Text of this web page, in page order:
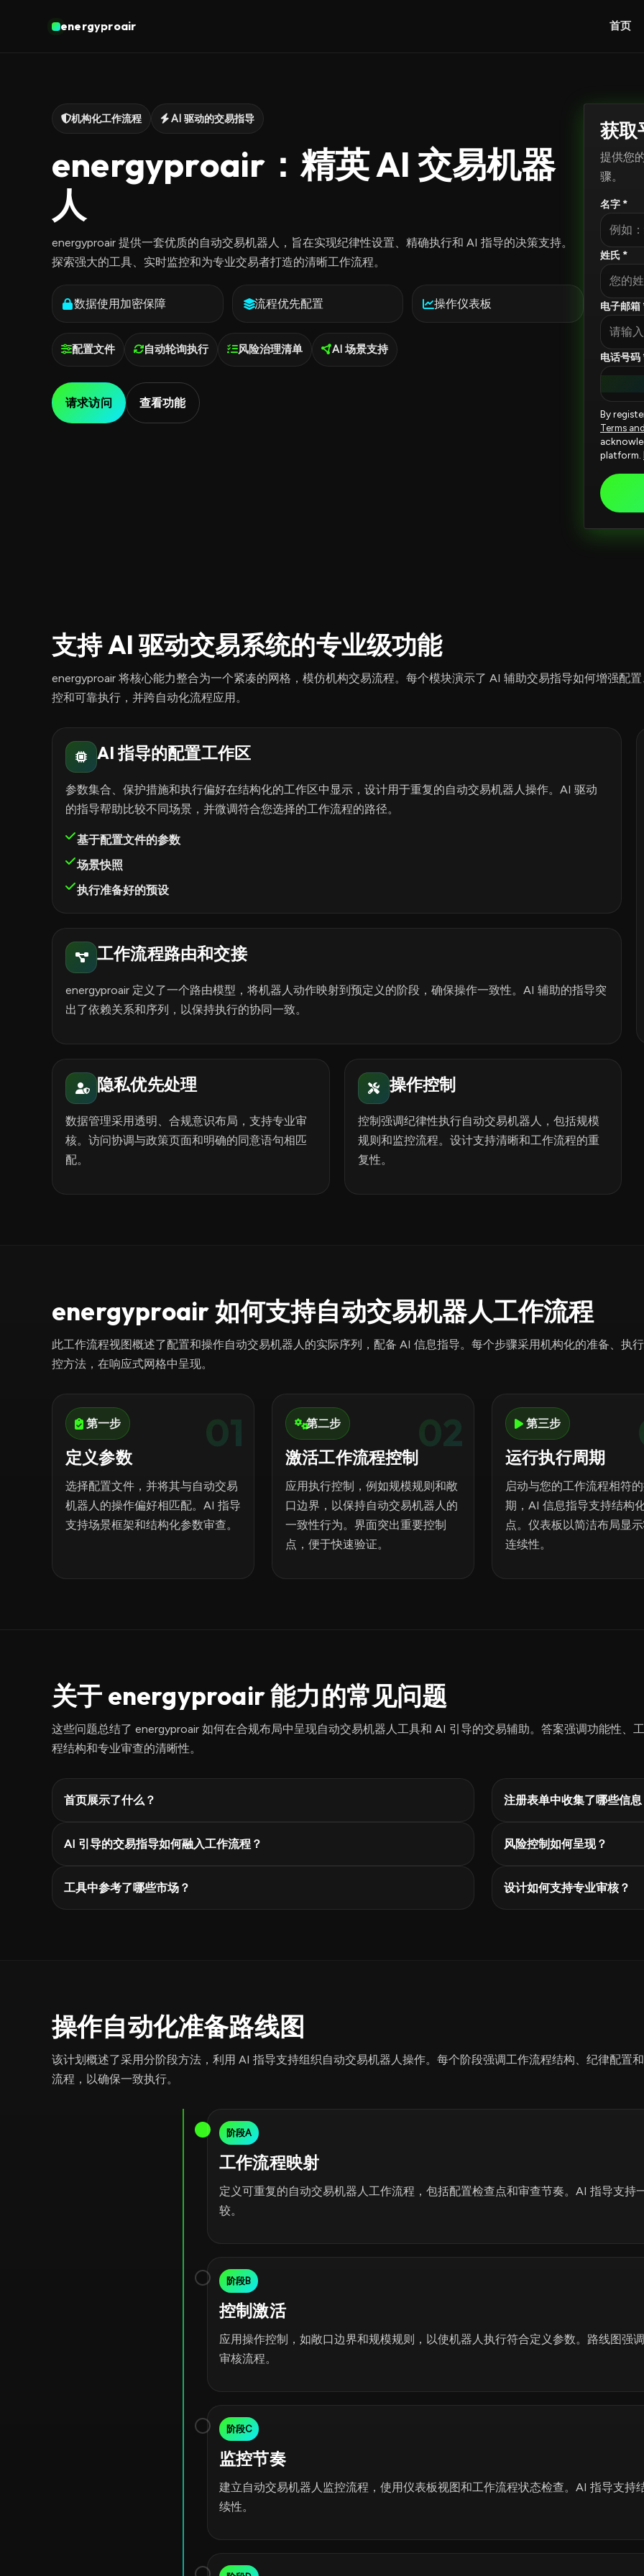
energyproair 首页
机构化工作流程 AI 驱动的交易指导
energyproair：精英 AI 交易机器
人
energyproair 提供一套优质的自动交易机器人，旨在实现纪律性设置、精确执行和 AI 指导的决策支持。
探索强大的工具、实时监控和为专业交易者打造的清晰工作流程。
数据使用加密保障 流程优先配置 操作仪表板
配置文件 自动轮询执行 风险治理清单 AI 场景支持
请求访问 查看功能
获取
提供您
骤。
名字 *
姓氏 *
电子邮箱
电话号码
By
Terms
platform.
支持 AI 驱动交易系统的专业级功能
energyproair 将核心能力整合为一个紧凑的网格，模仿机构交易流程。每个模块演示了 AI 辅助交易指导如何增强配置
控和可靠执行，并跨自动化流程应用。
AI 指导的配置工作区
参数集合、保护措施和执行偏好在结构化的工作区中显示，设计用于重复的自动交易机器人操作。AI 驱动
的指导帮助比较不同场景，并微调符合您选择的工作流程的路径。
基于配置文件的参数
场景快照
执行准备好的预设
工作流程路由和交接
energyproair 定义了一个路由模型，将机器人动作映射到预定义的阶段，确保操作一致性。AI 辅助的指导突
出了依赖关系和序列，以保持执行的协同一致。
隐私优先处理
数据管理采用透明、合规意识布局，支持专业审
核。访问协调与政策页面和明确的同意语句相匹
配。
操作控制
控制强调纪律性执行自动交易机器人，包括规模
规则和监控流程。设计支持清晰和工作流程的重
复性。
energyproair 如何支持自动交易机器人工作流程
此工作流程视图概述了配置和操作自动交易机器人的实际序列，配备 AI 信息指导。每个步骤采用机构化的准备、执
控方法，在响应式网格中呈现。
01
第一步
定义参数
选择配置文件，并将其与自动交易
机器人的操作偏好相匹配。AI 指导
支持场景框架和结构化参数审查。
02
第二步
激活工作流程控制
应用执行控制，例如规模规则和敞
口边界，以保持自动交易机器人的
一致性行为。界面突出重要控制
点，便于快速验证。
第三步
运行执行周期
启动与您的工作流程相符
期，AI 信息指导支持结构
点。仪表板以简洁布局显
连续性。
关于 energyproair 能力的常见问题
这些问题总结了 energyproair 如何在合规布局中呈现自动交易机器人工具和 AI 引导的交易辅助。答案强调功能性、
程结构和专业审查的清晰性。
首页展示了什么？
AI 引导的交易指导如何融入工作流程？
工具中参考了哪些市场？
注册表单中收集了哪些信息
风险控制如何呈现？
设计如何支持专业审核？
操作自动化准备路线图
该计划概述了采用分阶段方法，利用 AI 指导支持组织自动交易机器人操作。每个阶段强调工作流程结构、纪律配置
流程，以确保一致执行。
阶段A
工作流程映射
定义可重复的自动交易机器人工作流程，包括配置检查点和审查节奏。AI 指导支持
较。
阶段B
控制激活
应用操作控制，如敞口边界和规模规则，以使机器人执行符合定义参数。路线图强
审核流程。
阶段C
监控节奏
建立自动交易机器人监控流程，使用仪表板视图和工作流程状态检查。AI 指导支持
续性。